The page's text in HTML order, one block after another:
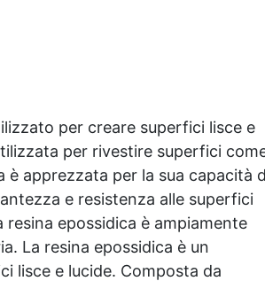
per creare superfici lisce e
per rivestire superfici
è apprezzata per la sua capacità
e resistenza alle superfici
resina epossidica è ampiamente
La resina epossidica è un
lisce e lucide. Composta da